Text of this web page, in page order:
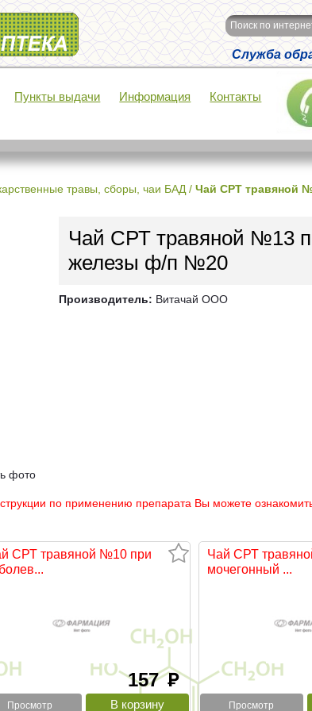
Поиск по
Служба
Пункты выдачи Информация Контакты
травы, сборы, чаи БАД / Чай СРТ травяной
Чай СРТ травяной №13
железы ф/п №20
Производитель: Витачай ООО
фото
по применению препарата Вы можете
СРТ травяной №10 при
157руб
Просмотр
Чай СРТ
мочегонный ...
Просмотр